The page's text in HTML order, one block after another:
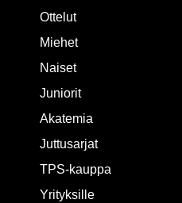
Ottelut
Miehet
Naiset
Juniorit
Akatemia
Juttusarjat
TPS-kauppa
Yrityksille